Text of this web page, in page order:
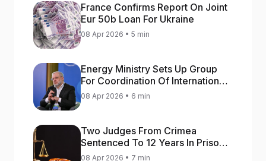
France Confirms Report On Joint
Eur 50b Loan For Ukraine
08 Apr 2026 • 5 min
Energy Ministry Sets Up Group
For Coordination Of International
Aid For Prompt Restoration Of
Generation
08 Apr 2026 • 6 min
Two Judges From Crimea
Sentenced To 12 Years In Prison
For Treason
08 Apr 2026 • 7 min